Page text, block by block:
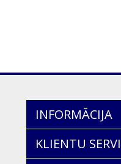
INFORMĀCIJA
KLIENTU